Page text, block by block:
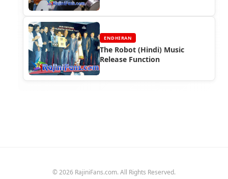
ENDHIRAN
The Robot (Hindi) Music
Release Function
© 2026 RajiniFans.com. All Rights Reserved.